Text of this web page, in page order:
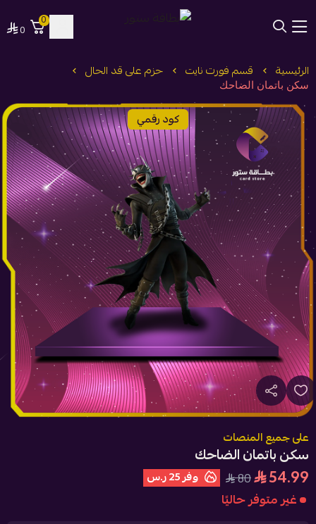
0
0
الرئيسية قسم فورت نايت حزم على قد الحال
سكن باتمان الضاحك
كود رقمي
على جميع المنصات
سكن باتمان الضاحك
54.99
80 وفر25 ر.س
غير متوفر حاليًا